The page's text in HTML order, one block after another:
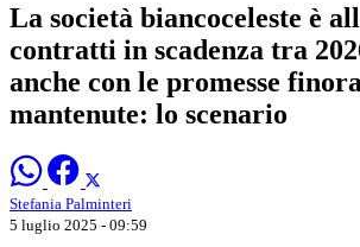
La società biancoceleste è
contratti in scadenza tra
anche con le promesse
mantenute: lo scenario
Stefania Palminteri
5 luglio 2025 - 09:59